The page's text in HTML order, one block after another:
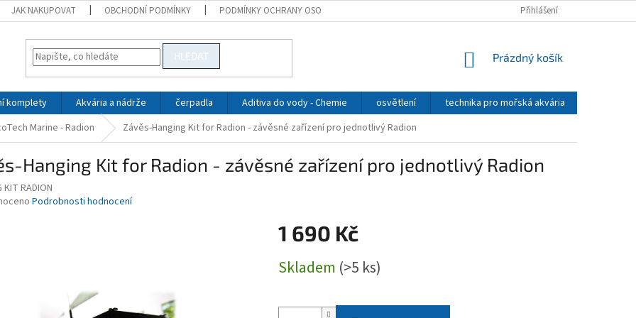
JAK NAKUPOVAT OBCHODNÍ PODMÍNKY PODMÍNKY OCHRANY OSOBNÍCH ÚDAJŮ Přihlášení
HLEDAT
NÁKUPNÍ
Prázdný košík
komplety Akvária a nádrže čerpadla Aditiva do vody - Chemie osvětlení technika pro mořská akvária
Marine - Radion Závěs-Hanging Kit for Radion - závěsné zařízení pro jednotlivý Radion
Hanging Kit for Radion - závěsné zařízení pro jednotlivý Radion
KIT RADION
Podrobnosti hodnocení
1 690 Kč
cena:
Skladem (>5 ks)